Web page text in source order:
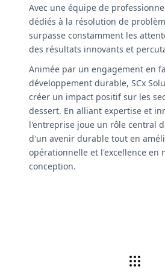
Avec une équipe de
dédiés à la résolution de
surpasse constamment les
des résultats innovants et
Animée par un engagement en
développement durable, SCx
créer un impact positif sur les
dessert. En alliant expertise et
l'entreprise joue un rôle central
d'un avenir durable tout en
opérationnelle et l'excellence en
conception.